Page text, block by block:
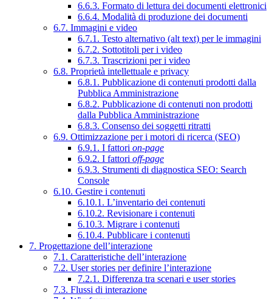
6.6.3. Formato di lettura dei documenti elettronici
6.6.4. Modalità di produzione dei documenti
6.7. Immagini e video
6.7.1. Testo alternativo (alt text) per le immagini
6.7.2. Sottotitoli per i video
6.7.3. Trascrizioni per i video
6.8. Proprietà intellettuale e privacy
6.8.1. Pubblicazione di contenuti prodotti dalla
Pubblica Amministrazione
6.8.2. Pubblicazione di contenuti non prodotti
dalla Pubblica Amministrazione
6.8.3. Consenso dei soggetti ritratti
6.9. Ottimizzazione per i motori di ricerca (SEO)
6.9.1. I fattori on-page
6.9.2. I fattori off-page
6.9.3. Strumenti di diagnostica SEO: Search
Console
6.10. Gestire i contenuti
6.10.1. L’inventario dei contenuti
6.10.2. Revisionare i contenuti
6.10.3. Migrare i contenuti
6.10.4. Pubblicare i contenuti
7. Progettazione dell’interazione
7.1. Caratteristiche dell’interazione
7.2. User stories per definire l’interazione
7.2.1. Differenza tra scenari e user stories
7.3. Flussi di interazione